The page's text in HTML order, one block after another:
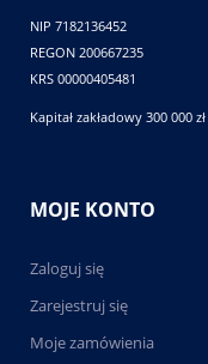
NIP 7182136452
REGON 200667235
KRS 00000405481
Kapitał zakładowy 300 000 zł
MOJE KONTO
Zaloguj się
Zarejestruj się
Moje zamówienia